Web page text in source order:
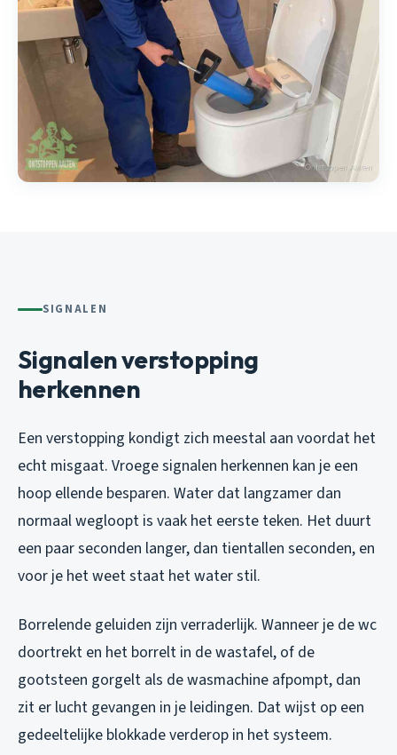
SIGNALEN
Signalen verstopping
herkennen
Een verstopping kondigt zich meestal aan voordat het
echt misgaat. Vroege signalen herkennen kan je een
hoop ellende besparen. Water dat langzamer dan
normaal wegloopt is vaak het eerste teken. Het duurt
een paar seconden langer, dan tientallen seconden, en
voor je het weet staat het water stil.
Borrelende geluiden zijn verraderlijk. Wanneer je de wc
doortrekt en het borrelt in de wastafel, of de
gootsteen gorgelt als de wasmachine afpompt, dan
zit er lucht gevangen in je leidingen. Dat wijst op een
gedeeltelijke blokkade verderop in het systeem.